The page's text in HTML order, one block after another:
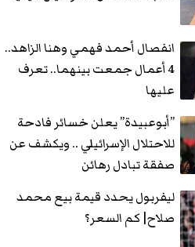
انفصال أحمد فهمي وهنا الزاهد..
4 أعمال جمعت بينهما.. تعرف
عليها
”أبوعبيدة” يعلن خسائر فادحة
للاحتلال الإسرائيلي .. ويكشف عن
صفقة تبادل رهائن
ليفربول يحدد قيمة بيع محمد
صلاح| كم السعر؟